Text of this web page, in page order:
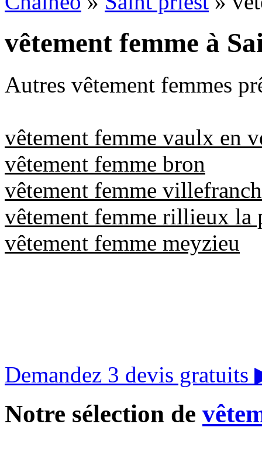
vêtement femme à
Autres vêtement femmes
vêtement femme vaulx en
vêtement femme bron
vêtement femme
vêtement femme rillieux la
vêtement femme meyzieu
Demandez 3 devis gratuits
Notre sélection de